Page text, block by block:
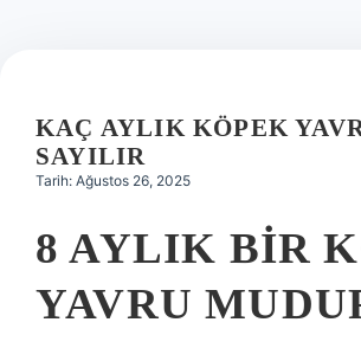
Hakkımızda
KAÇ AYLIK KÖPEK
SAYILIR
Tarih: Ağustos 26, 2025
8 AYLIK BIR
YAVRU